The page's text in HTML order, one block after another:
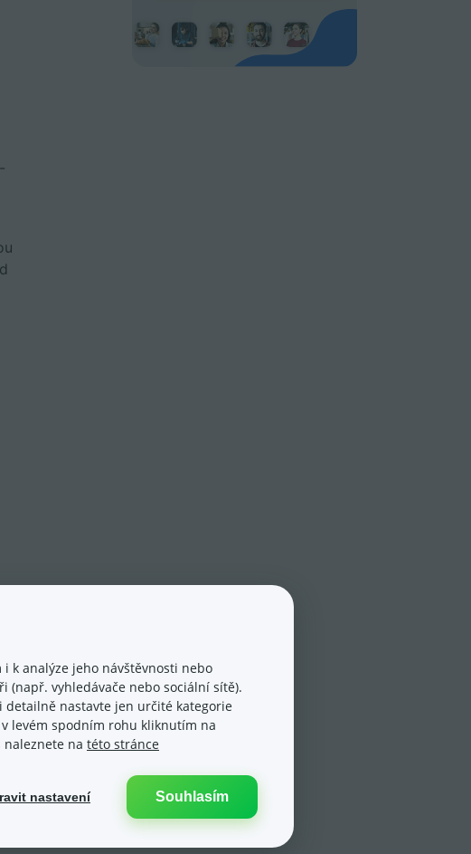
k analýze jeho návštěvnosti nebo
vyhledávače nebo sociální sítě).
detailně nastavte jen určité kategorie
levém spodním rohu kliknutím na
naleznete na této stránce
Souhlasím
nastavení